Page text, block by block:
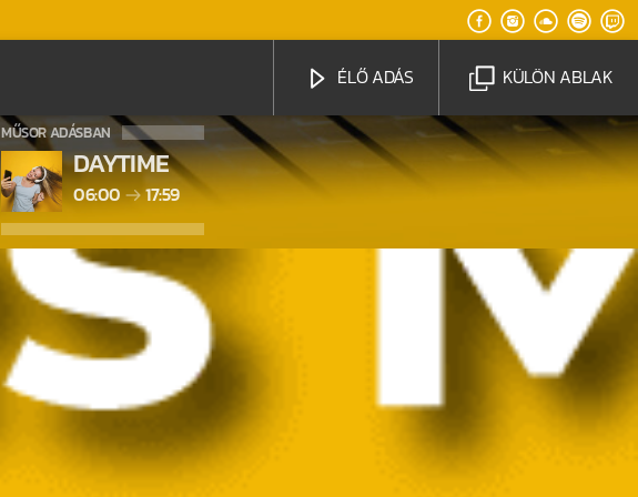
KÜLÖN ABLAK
ÉLŐ ADÁS
MŰSOR ADÁSBAN
DAYTIME
06:00 17:59